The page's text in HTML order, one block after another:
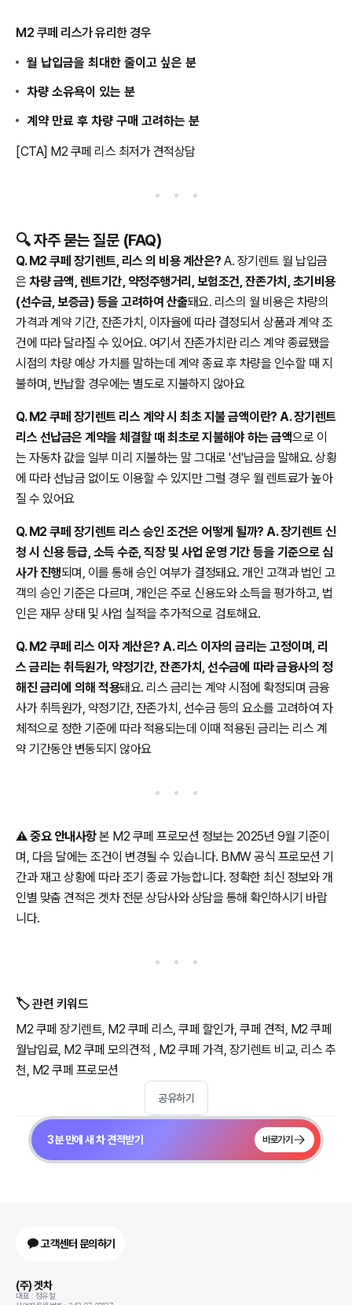
M2 쿠페 리스가 유리한 경우
월 납입금을 최대한 줄이고 싶은 분
차량 소유욕이 있는 분
계약 만료 후 차량 구매 고려하는 분
[CTA] M2 쿠페 리스 최저가 견적상담
🔍 자주 묻는 질문 (FAQ)
Q. M2 쿠페 장기렌트, 리스 의 비용 계산은? A. 장기렌트 월 납입금
은 차량 금액, 렌트기간, 약정주행거리, 보험조건, 잔존가치, 초기비용
(선수금, 보증금) 등을 고려하여 산출돼요. 리스의 월 비용은 차량의
가격과 계약 기간, 잔존가치, 이자율에 따라 결정되서 상품과 계약 조
건에 따라 달라질 수 있어요. 여기서 잔존가치란 리스 계약 종료됐을
시점의 차량 예상 가치를 말하는데 계약 종료 후 차량을 인수할 때 지
불하며, 반납할 경우에는 별도로 지불하지 않아요
Q. M2 쿠페 장기렌트 리스 계약 시 최초 지불 금액이란? A. 장기렌트
리스 선납금은 계약을 체결할 때 최초로 지불해야 하는 금액으로 이
는 자동차 값을 일부 미리 지불하는 말 그대로 '선'납금을 말해요. 상황
에 따라 선납금 없이도 이용할 수 있지만 그럴 경우 월 렌트료가 높아
질 수 있어요
Q. M2 쿠페 장기렌트 리스 승인 조건은 어떻게 될까? A. 장기렌트 신
청 시 신용 등급, 소득 수준, 직장 및 사업 운영 기간 등을 기준으로 심
사가 진행되며, 이를 통해 승인 여부가 결정돼요. 개인 고객과 법인 고
객의 승인 기준은 다르며, 개인은 주로 신용도와 소득을 평가하고, 법
인은 재무 상태 및 사업 실적을 추가적으로 검토해요.
Q. M2 쿠페 리스 이자 계산은? A. 리스 이자의 금리는 고정이며, 리
스 금리는 취득원가, 약정기간, 잔존가치, 선수금에 따라 금융사의 정
해진 금리에 의해 적용돼요. 리스 금리는 계약 시점에 확정되며 금융
사가 취득원가, 약정기간, 잔존가치, 선수금 등의 요소를 고려하여 자
체적으로 정한 기준에 따라 적용되는데 이때 적용된 금리는 리스 계
약 기간동안 변동되지 않아요
⚠️중요 안내사항본 M2 쿠페 프로모션 정보는 2025년 9월 기준이
며, 다음 달에는 조건이 변경될 수 있습니다. BMW 공식 프로모션 기
간과 재고 상황에 따라 조기 종료 가능합니다. 정확한 최신 정보와 개
인별 맞춤 견적은 겟차 전문 상담사와 상담을 통해 확인하시기 바랍
니다.
🏷️ 관련 키워드
M2 쿠페 장기렌트, M2 쿠페 리스, 쿠페 할인가, 쿠페 견적, M2 쿠페
월납입료, M2 쿠페 모의견적 , M2 쿠페 가격, 장기렌트 비교, 리스 추
천, M2 쿠페 프로모션
공유하기
3분 만에 새 차 견적받기 바로가기
고객센터 문의하기
(주) 겟차
대표 : 정유철